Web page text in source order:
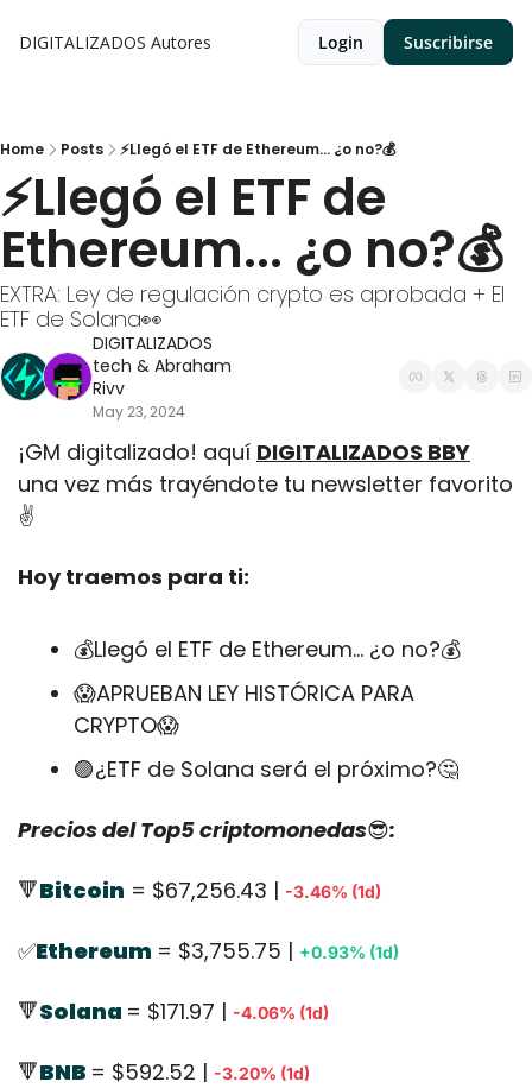
DIGITALIZADOS Autores Login Suscribirse
Home Posts ⚡Llegó el ETF de Ethereum... ¿o no?💰
⚡Llegó el ETF de
Ethereum... ¿o no?💰
EXTRA: Ley de regulación crypto es aprobada + El
ETF de Solana👀
DIGITALIZADOS
tech & Abraham
Rivv
May 23, 2024
¡GM digitalizado! aquí DIGITALIZADOS BBY
una vez más trayéndote tu newsletter favorito
✌️
Hoy traemos para ti:
💰Llegó el ETF de Ethereum... ¿o no?💰
😱APRUEBAN LEY HISTÓRICA PARA
CRYPTO😱
🟣¿ETF de Solana será el próximo?🤔
Precios del Top5 criptomonedas😎:
🔻Bitcoin = $67,256.43 | -3.46% (1d)
✅Ethereum = $3,755.75 | +0.93% (1d)
🔻Solana = $171.97 | -4.06% (1d)
🔻BNB = $592.52 | -3.20% (1d)